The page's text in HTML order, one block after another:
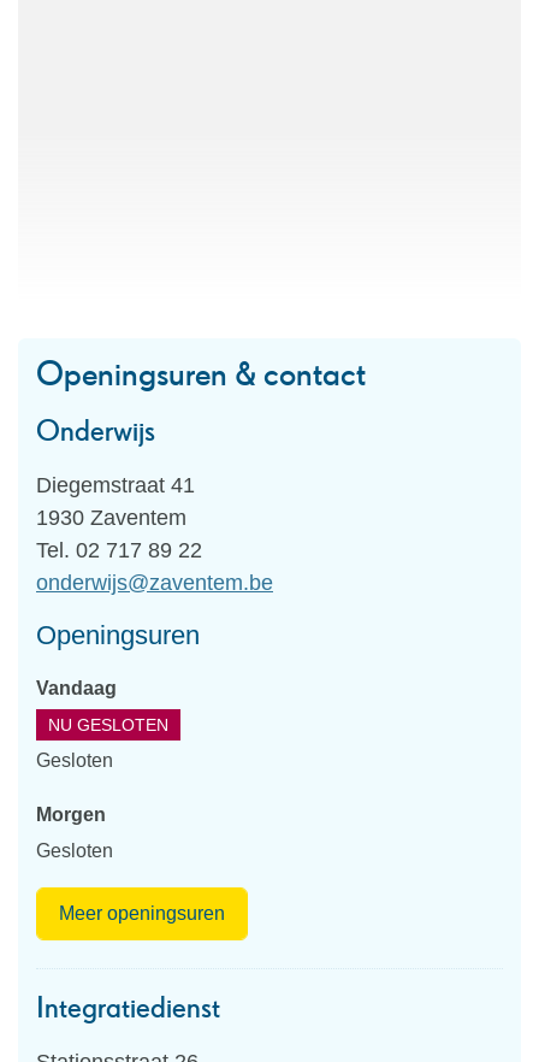
Openingsuren & contact
Onderwijs
Adres
Diegemstraat 41
,1930 Zaventem
Tel. 02 717 89 22
E-
onderwijs@zaventem.be
Openingsuren
Vandaag
NU GESLOTEN
Gesloten
Morgen
Gesloten
Meer openingsuren
Integratiedienst